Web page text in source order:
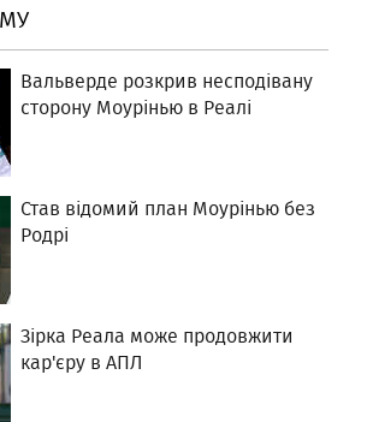
Вальверде розкрив несподівану
сторону Моурінью в Реалі
Став відомий план Моурінью без
Родрі
Зірка Реала може продовжити
кар'єру в АПЛ